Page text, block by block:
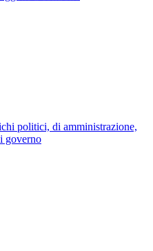
politici, di amministrazione,
governo